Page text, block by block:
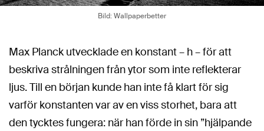
Bild: Wallpaperbetter
Max Planck utvecklade en konstant – h – för att
beskriva strålningen från ytor som inte reflekterar
ljus. Till en början kunde han inte få klart för sig
varför konstanten var av en viss storhet, bara att
den tycktes fungera: när han förde in sin ”hjälpande